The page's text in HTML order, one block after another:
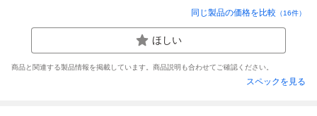
同じ製品の価格を比較 （16件）
ほしい
商品と関連する製品情報を掲載しています。商品説明も合わせてご確認ください。
スペックを見る